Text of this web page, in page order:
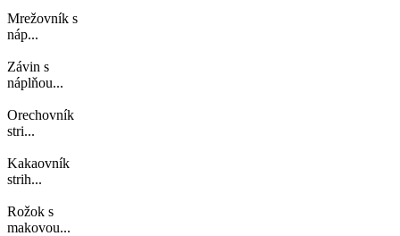
Mrežovník s
náp...
Závin s
náplňou...
Orechovník
stri...
Kakaovník
strih...
Rožok s
makovou...